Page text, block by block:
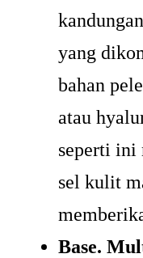
yang
bahan
atau
seperti ini
sel kulit
Base.